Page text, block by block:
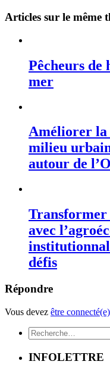
Articles sur le même
Pêcheurs de
mer
Améliorer la
milieu
autour de
Transformer
avec
défis
Répondre
Vous devez être connecté(e)
Rechercher :
INFOLETTRE